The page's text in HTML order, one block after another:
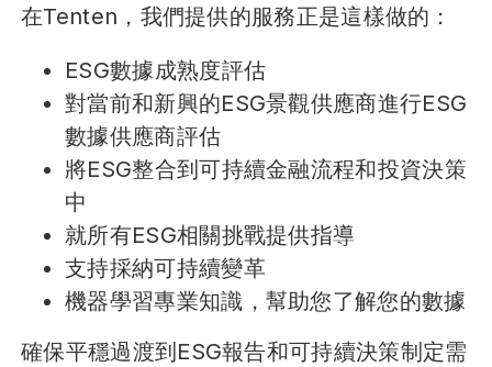
在Tenten，我們提供的服務正是這樣做的：
ESG數據成熟度評估
對當前和新興的ESG景觀供應商進行ESG
數據供應商評估
將ESG整合到可持續金融流程和投資決策
中
就所有ESG相關挑戰提供指導
支持採納可持續變革
機器學習專業知識，幫助您了解您的數據
確保平穩過渡到ESG報告和可持續決策制定需